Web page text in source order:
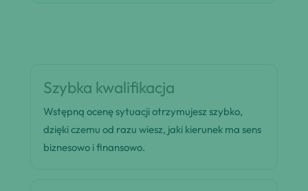
Szybka kwalifikacja
Wstępną ocenę sytuacji otrzymujesz szybko,
dzięki czemu od razu wiesz, jaki kierunek ma sens
biznesowo i finansowo.